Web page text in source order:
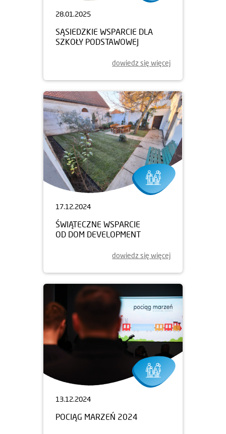
28.01.2025
SĄSIEDZKIE WSPARCIE DLA
SZKOŁY PODSTAWOWEJ
dowiedz się więcej
17.12.2024
ŚWIĄTECZNE WSPARCIE
OD DOM DEVELOPMENT
dowiedz się więcej
13.12.2024
POCIĄG MARZEŃ 2024